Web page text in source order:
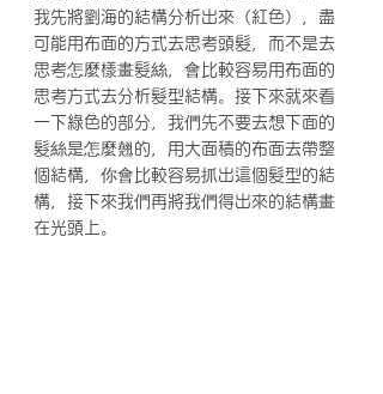
我先將劉海的結構分析出來（紅色），盡
可能用布面的方式去思考頭髮，而不是去
思考怎麼樣畫髮絲，會比較容易用布面的
思考方式去分析髮型結構。接下來就來看
一下綠色的部分，我們先不要去想下面的
髮絲是怎麼翹的，用大面積的布面去帶整
個結構，你會比較容易抓出這個髮型的結
構，接下來我們再將我們得出來的結構畫
在光頭上。